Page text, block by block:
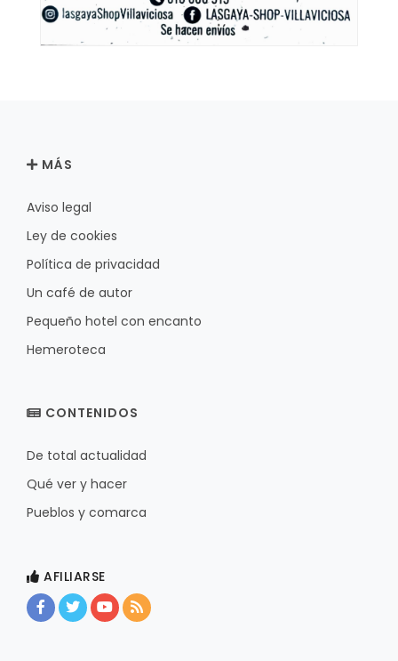
MÁS
Aviso legal
Ley de cookies
Política de privacidad
Un café de autor
Pequeño hotel con encanto
Hemeroteca
CONTENIDOS
De total actualidad
Qué ver y hacer
Pueblos y comarca
AFILIARSE